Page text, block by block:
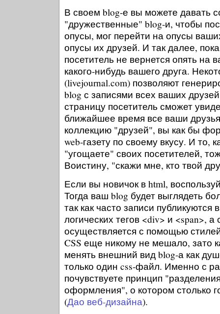
В своем blog-е вы можете давать
"дружественные" blog-и, чтобы
опусы, мог перейти на опусы
опусы их друзей. И так далее,
посетитель не вернется опять на
какого-нибудь вашего друга.
(livejournal.com) позволяют
blog с записями всех ваших
страницу посетитель сможет
ближайшее время все ваши
коллекцию "друзей", вы как бы
web-газету по своему вкусу. И то,
"угощаете" своих посетителей,
Воистину, "скажи мне, кто твой
Если вы новичок в html,
Тогда ваш blog будет выглядеть
так как часто записи
логических тегов <div> и <span>,
осуществляется с помощью
CSS еще никому не мешало, зато
менять внешний вид blog-а как
только один css-файл. Именно с
почувствуете принцип
оформления", о котором столько
(Дао веб-дизайна).